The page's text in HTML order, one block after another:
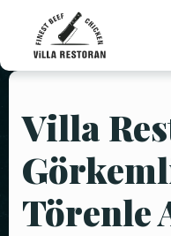
ANASAYFA
HAKKIMIZDA
RESTAURANT
Villa
Törenle